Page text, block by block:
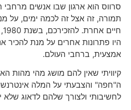
סרווס הוא ארגון שבו אנשים
תמורה, זה אצל זה לכמה ימים, על
היו פתרונות אחרים על מנת להכיר
אמצעית, ברחבי העולם.
קיוויתי שאין להם מושג מהי מהות
ה"חפה" והצבעתי על המלה
לחשיבותי ולצורך שלהם לדאוג שלא